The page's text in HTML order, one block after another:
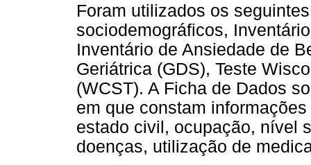
Foram utilizados os
sociodemográficos,
Inventário de Ansiedade de
Geriátrica (GDS), Teste
(WCST). A Ficha de Dados
em que constam
estado civil, ocupação, nível
doenças, utilização de